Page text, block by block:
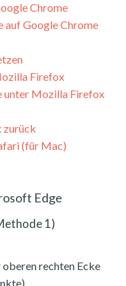
Chrome
auf Google Chrome
Firefox
unter Mozilla Firefox
zurück
(für Mac)
Edge
1)
rechten Ecke